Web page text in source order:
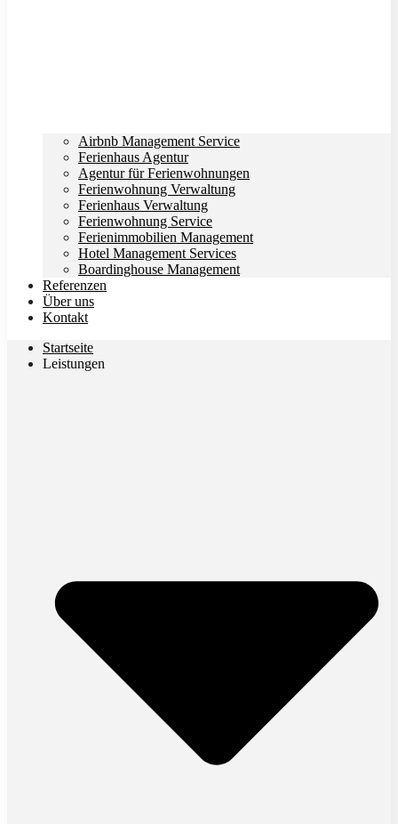
Airbnb Management Service
Ferienhaus Agentur
Agentur für Ferienwohnungen
Ferienwohnung Verwaltung
Ferienhaus Verwaltung
Ferienwohnung Service
Ferienimmobilien Management
Hotel Management Services
Boardinghouse Management
Referenzen
Über uns
Kontakt
Startseite
Leistungen